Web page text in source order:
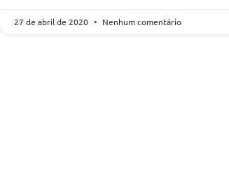
27 de abril de 2020 Nenhum comentário